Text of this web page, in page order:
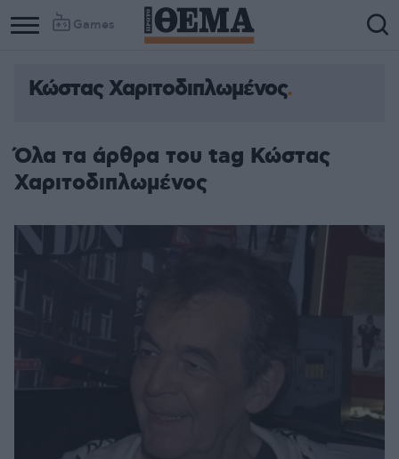
Games
Κώστας Χαριτοδιπλωμένος
Όλα τα άρθρα του tag Κώστας
Χαριτοδιπλωμένος